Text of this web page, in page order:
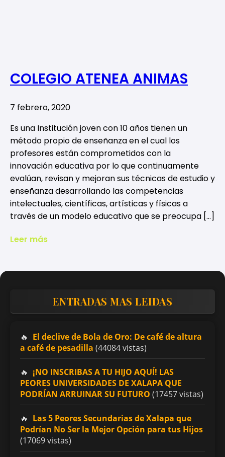
COLEGIO ATENEA ANIMAS
7 febrero, 2020
Es una Institución joven con 10 años tienen un
método propio de enseñanza en el cual los
profesores están comprometidos con la
innovación educativa por lo que continuamente
evalúan, revisan y mejoran sus técnicas de estudio y
enseñanza desarrollando las competencias
intelectuales, científicas, artísticas y físicas a
través de un modelo educativo que se preocupa […]
Leer más
ENTRADAS MAS LEIDAS
El declive de Bola de Oro: De café de altura
a café de pesadilla (44084 vistas)
¡NO INSCRIBAS A TU HIJO AQUÍ! LAS
PEORES UNIVERSIDADES DE XALAPA QUE
PODRÍAN ARRUINAR SU FUTURO (17457 vistas)
Las 5 Peores Secundarias de Xalapa que
Podrían No Ser la Mejor Opción para tus Hijos
(17069 vistas)